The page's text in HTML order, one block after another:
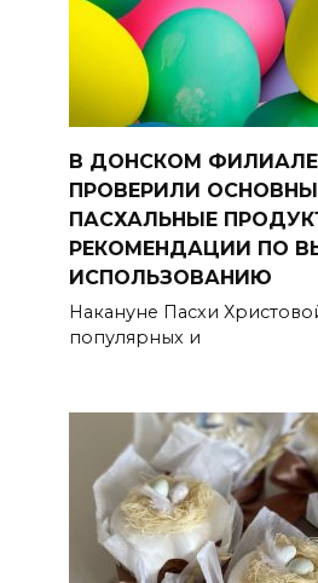
В ДОНСКОМ
ПРОВЕРИЛИ
ПАСХАЛЬНЫЕ
РЕКОМЕНДАЦИИ ПО
ИСПОЛЬЗОВАНИЮ
Накануне Пасхи
популярных и